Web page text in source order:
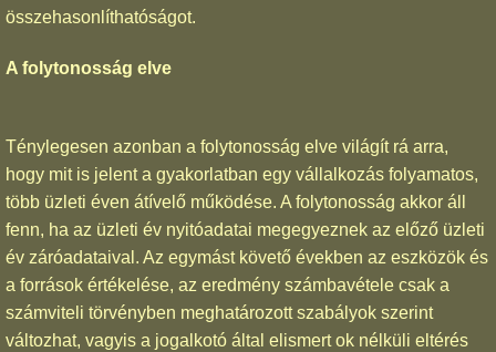
összehasonlíthatóságot.
A folytonosság elve
Ténylegesen azonban a folytonosság elve világít rá arra,
hogy mit is jelent a gyakorlatban egy vállalkozás folyamatos,
több üzleti éven átívelő működése. A folytonosság akkor áll
fenn, ha az üzleti év nyitóadatai megegyeznek az előző üzleti
év záróadataival. Az egymást követő években az eszközök és
a források értékelése, az eredmény számbavétele csak a
számviteli törvényben meghatározott szabályok szerint
változhat, vagyis a jogalkotó által elismert ok nélküli eltérés